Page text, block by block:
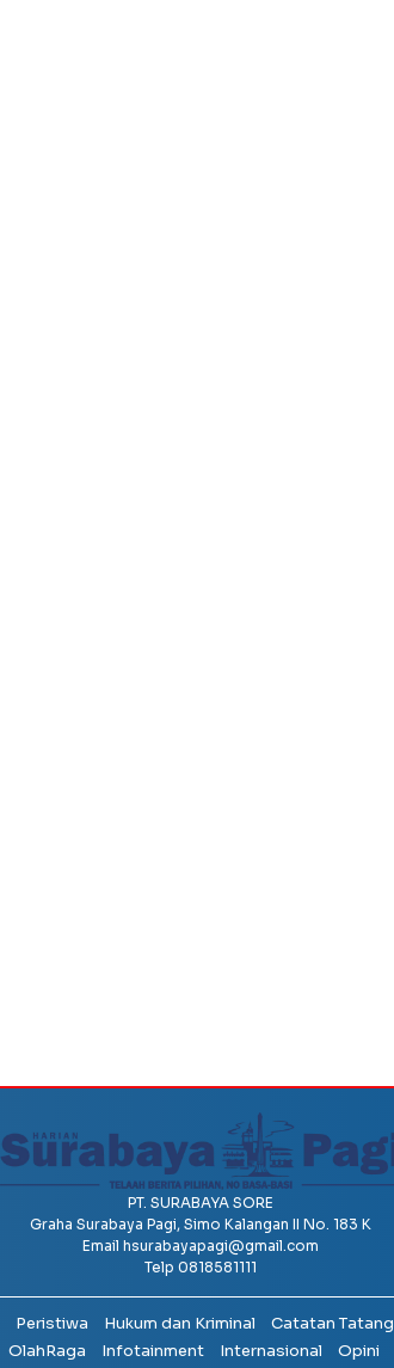
PT. SURABAYA SORE
Graha Surabaya Pagi, Simo Kalangan II No. 183 K
Email hsurabayapagi@gmail.com
Telp 0818581111
Peristiwa Hukum dan Kriminal Catatan Tatang
OlahRaga Infotainment Internasional Opini